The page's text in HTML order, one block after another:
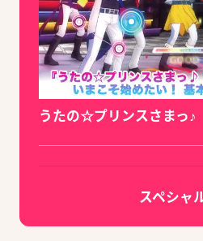
うたの☆プリンスさまっ♪
スペシャ